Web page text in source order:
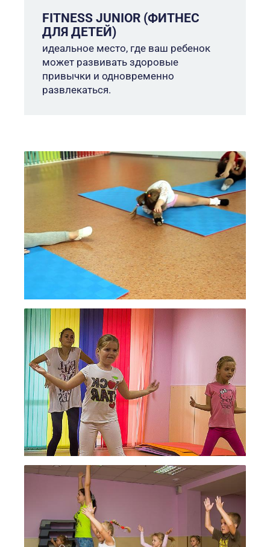
FITNESS JUNIOR (ФИТНЕС
ДЛЯ ДЕТЕЙ)
идеальное место, где ваш ребенок
может развивать здоровые
привычки и одновременно
развлекаться.